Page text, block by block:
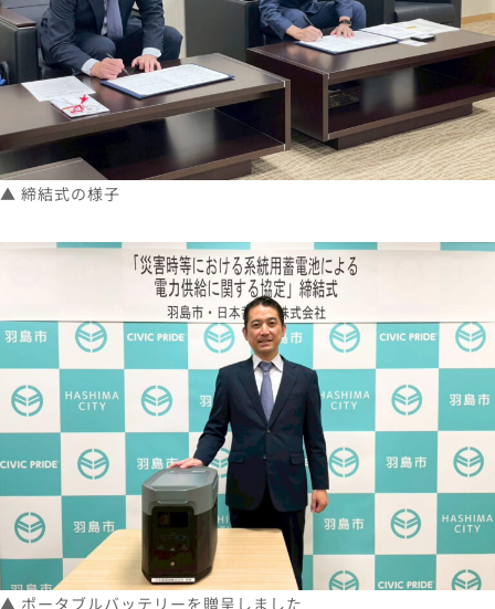
▲ 締結式の様⼦
▲ ポータブルバッテリーを贈呈しました